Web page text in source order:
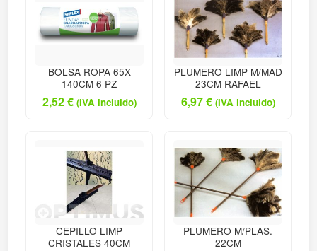
BOLSA ROPA 65X
140CM 6 PZ
2,52€ (IVA incluido)
PLUMERO LIMP M/MAD
23CM RAFAEL
6,97€ (IVA incluido)
CEPILLO LIMP
CRISTALES 40CM
PLUMERO M/PLAS.
22CM